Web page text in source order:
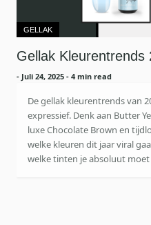
GELLAK
Gellak Kleurentrends
- Juli 24, 2025 - 4 min read
De gellak kleurentrends van
expressief. Denk aan Butter
luxe Chocolate Brown en
welke kleuren dit jaar viral
welke tinten je absoluut